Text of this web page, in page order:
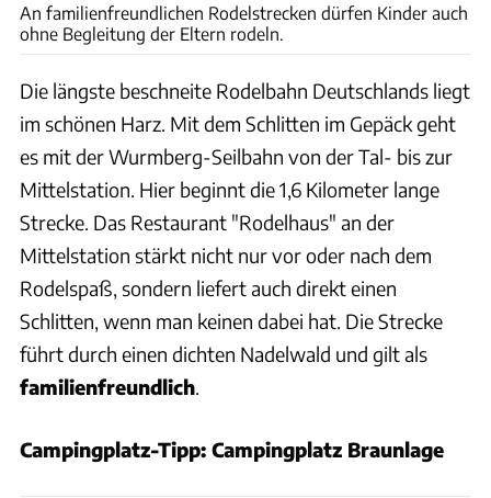
An familienfreundlichen Rodelstrecken dürfen Kinder auch
ohne Begleitung der Eltern rodeln.
Die längste beschneite Rodelbahn Deutschlands liegt
im schönen Harz. Mit dem Schlitten im Gepäck geht
es mit der Wurmberg-Seilbahn von der Tal- bis zur
Mittelstation. Hier beginnt die 1,6 Kilometer lange
Strecke. Das Restaurant "Rodelhaus" an der
Mittelstation stärkt nicht nur vor oder nach dem
Rodelspaß, sondern liefert auch direkt einen
Schlitten, wenn man keinen dabei hat. Die Strecke
führt durch einen dichten Nadelwald und gilt als
familienfreundlich.
Campingplatz-Tipp: Campingplatz Braunlage